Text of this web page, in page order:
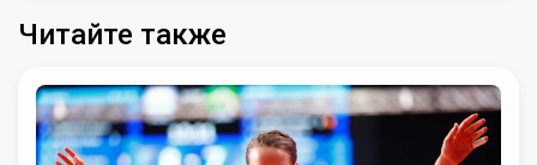
Читайте также